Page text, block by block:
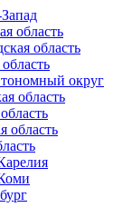
область
область
округ
область
область